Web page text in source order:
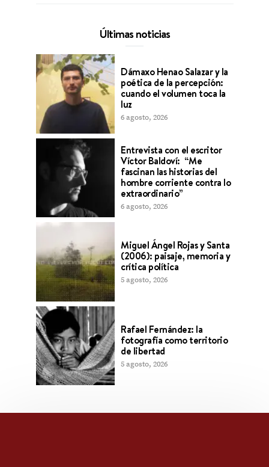
Últimas noticias
Dámaxo Henao Salazar y la
poética de la percepción:
cuando el volumen toca la
luz
6 agosto, 2026
Entrevista con el escritor
Víctor Baldoví: “Me
fascinan las historias del
hombre corriente contra lo
extraordinario”
6 agosto, 2026
Miguel Ángel Rojas y Santa
(2006): paisaje, memoria y
crítica política
5 agosto, 2026
Rafael Fernández: la
fotografía como territorio
de libertad
5 agosto, 2026